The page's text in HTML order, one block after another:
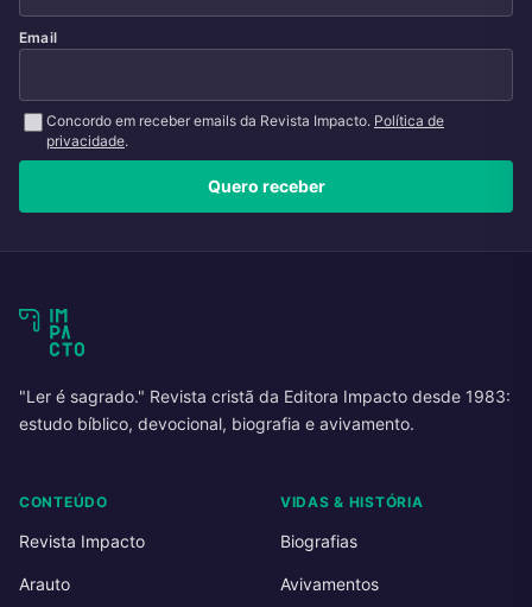
Email
Concordo em receber emails da Revista Impacto. Política de
privacidade.
Quero receber
"Ler é sagrado." Revista cristã da Editora Impacto desde 1983:
estudo bíblico, devocional, biografia e avivamento.
CONTEÚDO
Revista Impacto
Arauto
VIDAS & HISTÓRIA
Biografias
Avivamentos